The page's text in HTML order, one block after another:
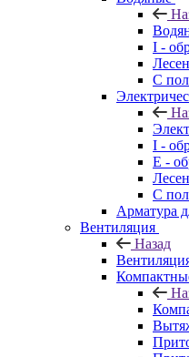
I -
С
I -
E -
С
Арматура
Вентиляция
Назад